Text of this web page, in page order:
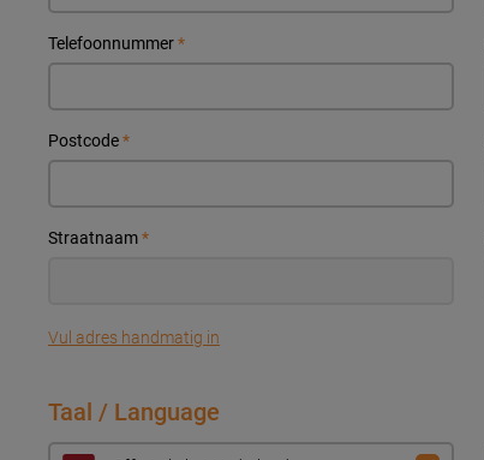
Telefoonnummer*
Postcode*
Straatnaam*
Vul adres handmatig in
Taal / Language